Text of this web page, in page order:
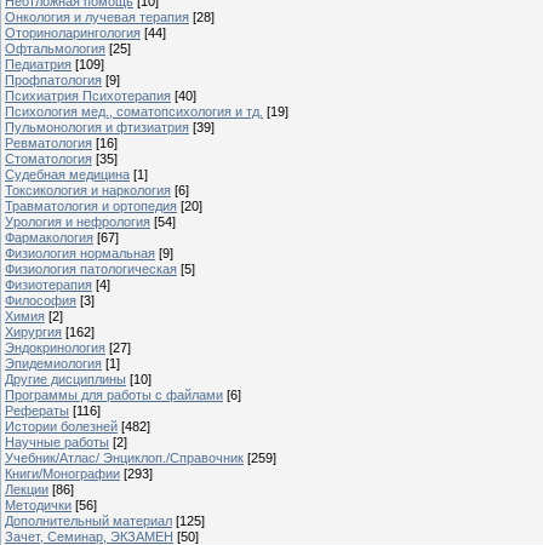
Онкология и лучевая терапия [28]
Оториноларингология [44]
Офтальмология [25]
Педиатрия [109]
Профпатология [9]
Психиатрия Психотерапия [40]
Психология мед., соматопсихология и тд. [19]
Пульмонология и фтизиатрия [39]
Ревматология [16]
Стоматология [35]
Судебная медицина [1]
Токсикология и наркология [6]
Травматология и ортопедия [20]
Урология и нефрология [54]
Фармакология [67]
Физиология нормальная [9]
Физиология патологическая [5]
Физиотерапия [4]
Философия [3]
Химия [2]
Хирургия [162]
Эндокринология [27]
Эпидемиология [1]
Другие дисциплины [10]
Программы для работы с файлами [6]
Рефераты [116]
Истории болезней [482]
Научные работы [2]
Учебник/Атлас/ Энциклоп./Справочник [259]
Книги/Монографии [293]
Лекции [86]
Методички [56]
Дополнительный материал [125]
Зачет, Семинар, ЭКЗАМЕН [50]